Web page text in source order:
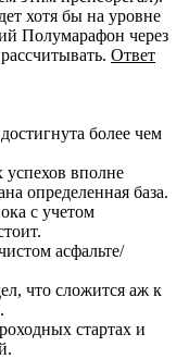
хотя бы на уровне
Полумарафон через
Ответ
более чем
успехов вполне
определенная база.
с учетом
асфальте/
что сложится аж к
стартах и